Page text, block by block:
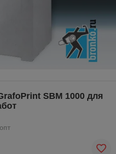
SBM 1000 для